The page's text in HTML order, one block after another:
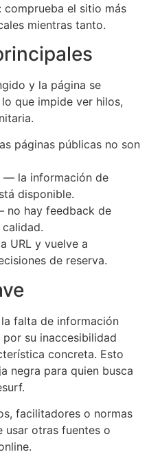
comprueba el sitio más
mientras tanto.
y la página se
que impide ver hilos,
páginas públicas no son
— la información de
disponible.
no hay feedback de
URL y vuelve a
de reserva.
falta de información
por su inaccesibilidad
concreta. Esto
negra para quien busca
facilitadores o normas
usar otras fuentes o